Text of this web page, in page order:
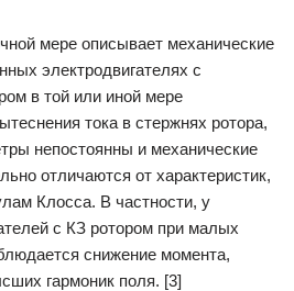
мере описывает механические
электродвигателях с
в той или иной мере
тока в стержнях ротора,
непостоянны и механические
отличаются от характеристик,
Клосса. В частности, у
с КЗ ротором при малых
снижение момента,
гармоник поля. [3]